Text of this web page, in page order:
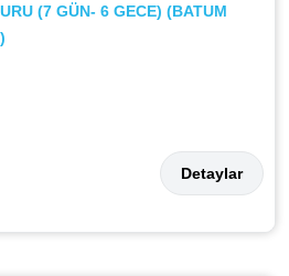
(7 GÜN- 6 GECE) (BATUM
Detaylar